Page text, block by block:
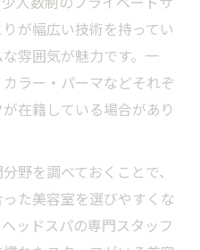
が幅広い技術を持ってい
雰囲気が魅力です。一
ラー・パーマなどそれぞ
在籍している場合があり
野を調べておくことで、
た美容室を選びやすくな
ッドスパの専門スタッフ